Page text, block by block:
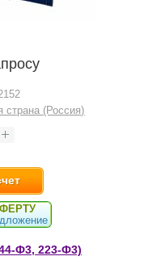
страна (Россия)
Ф3, 223-Ф3)